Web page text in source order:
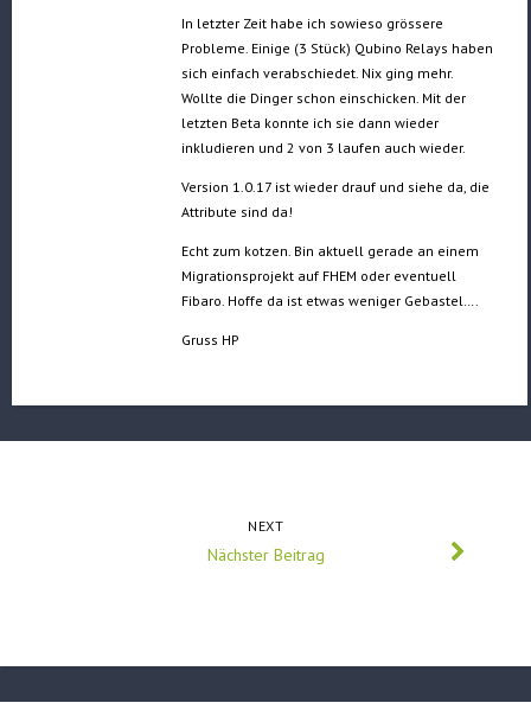
In letzter Zeit habe ich sowieso grössere
Probleme. Einige (3 Stück) Qubino Relays haben
sich einfach verabschiedet. Nix ging mehr.
Wollte die Dinger schon einschicken. Mit der
letzten Beta konnte ich sie dann wieder
inkludieren und 2 von 3 laufen auch wieder.
Version 1.0.17 ist wieder drauf und siehe da, die
Attribute sind da!
Echt zum kotzen. Bin aktuell gerade an einem
Migrationsprojekt auf FHEM oder eventuell
Fibaro. Hoffe da ist etwas weniger Gebastel….
Gruss HP
NEXT
Nächster Beitrag